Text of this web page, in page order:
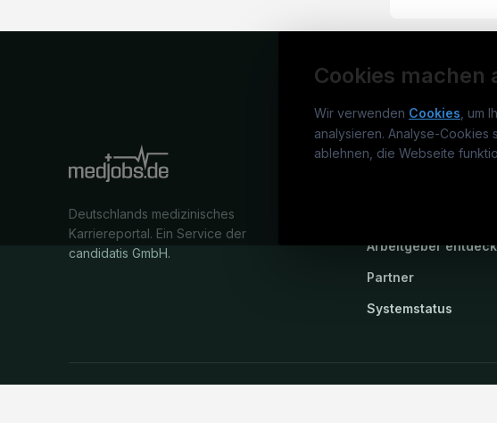
Cookies machen
Wir verwenden Cookies , um
analysieren. Analyse-Cookies
ablehnen, die Webseite
Deutschlands medizinisches
Karriereportal. Ein Service der
candidatis GmbH.
medjobs.de
Arbeitgeber
Partner
Systemstatus